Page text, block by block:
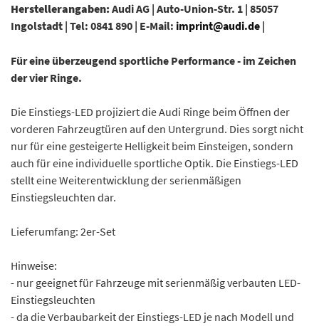
Herstellerangaben: Audi AG | Auto-Union-Str. 1 | 85057
Ingolstadt | Tel: 0841 890 | E-Mail: imprint@audi.de |
Für eine überzeugend sportliche Performance - im Zeichen
der vier Ringe.
Die Einstiegs-LED projiziert die Audi Ringe beim Öffnen der
vorderen Fahrzeugtüren auf den Untergrund. Dies sorgt nicht
nur für eine gesteigerte Helligkeit beim Einsteigen, sondern
auch für eine individuelle sportliche Optik. Die Einstiegs-LED
stellt eine Weiterentwicklung der serienmäßigen
Einstiegsleuchten dar.
Lieferumfang: 2er-Set
Hinweise:
- nur geeignet für Fahrzeuge mit serienmäßig verbauten LED-
Einstiegsleuchten
- da die Verbaubarkeit der Einstiegs-LED je nach Modell und